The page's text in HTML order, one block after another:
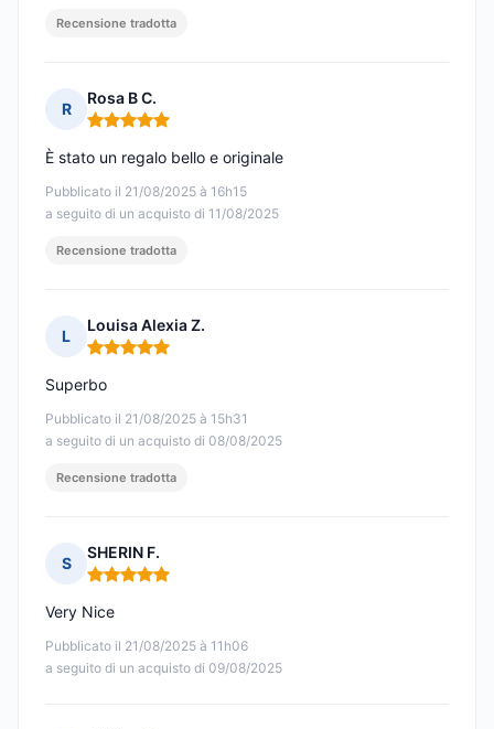
Recensione tradotta
R
Rosa B C.
Nota: 5 su 5
Pubblicato il 21/08/2025 à 16h15
a seguito di un acquisto di 11/08/2025
È stato un regalo bello e originale
Recensione tradotta
L
Louisa Alexia Z.
Nota: 5 su 5
Pubblicato il 21/08/2025 à 15h31
a seguito di un acquisto di 08/08/2025
Superbo
Recensione tradotta
S
SHERIN F.
Nota: 5 su 5
Pubblicato il 21/08/2025 à 11h06
a seguito di un acquisto di 09/08/2025
Very Nice